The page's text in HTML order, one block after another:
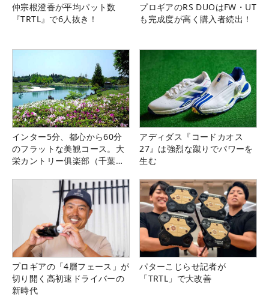
仲宗根澄香が平均パット数
『TRTL』で6人抜き！
プロギアのRS DUOはFW・UT
も完成度が高く購入者続出！
インター5分、都心から60分
のフラットな美観コース。大
栄カントリー俱楽部（千葉
アディダス『コードカオス
27』は強烈な蹴りでパワーを
生む
プロギアの「4層フェース」が
切り開く高初速ドライバーの
新時代
パターこじらせ記者が
「TRTL」で大改善